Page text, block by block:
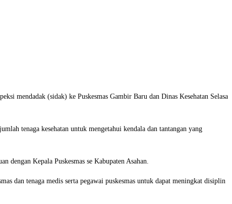
mendadak (sidak) ke Puskesmas Gambir Baru dan Dinas Kesehatan Selasa
tenaga kesehatan untuk mengetahui kendala dan tantangan yang
dengan Kepala Puskesmas se Kabupaten Asahan.
dan tenaga medis serta pegawai puskesmas untuk dapat meningkat disiplin